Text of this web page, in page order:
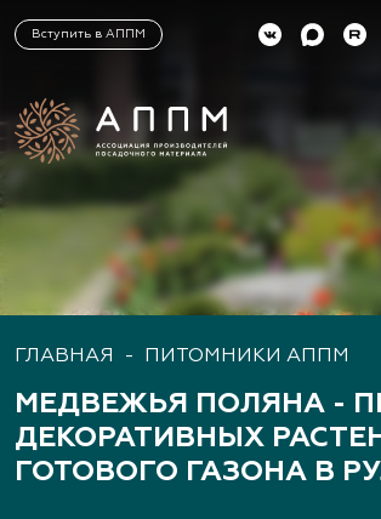
Вступить в АППМ
ГЛАВНАЯ - ПИТОМНИКИ АППМ
МЕДВЕЖЬЯ ПОЛЯНА -
ДЕКОРАТИВНЫХ
ГОТОВОГО ГАЗОНА В